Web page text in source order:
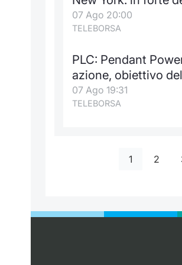
07 Ago 20:00
TELEBORSA
PLC: Pendant
azione, obiettivo
07 Ago 19:31
TELEBORSA
1 2